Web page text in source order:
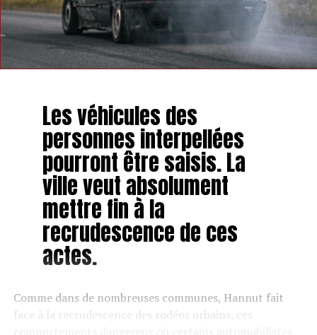
Les véhicules des
personnes interpellées
pourront être saisis. La
ville veut absolument
mettre fin à la
recrudescence de ces
actes.
Comme dans de nombreuses communes, Hannut fait
face à la recrudescence des rodéos urbains, ces